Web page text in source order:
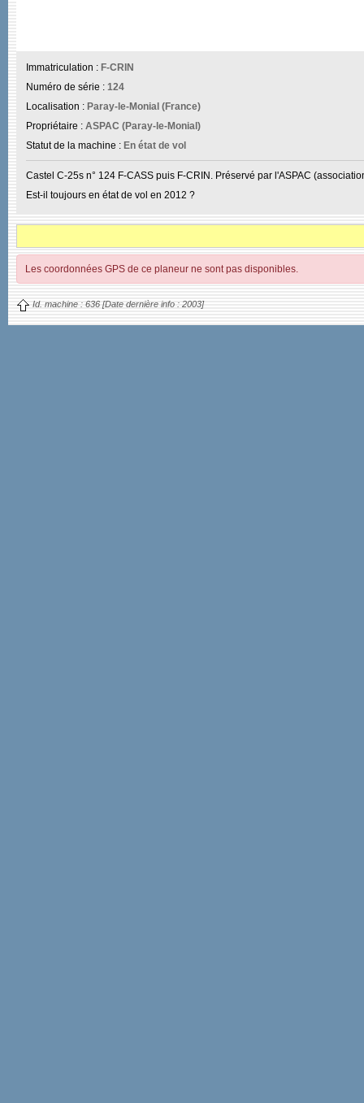
Immatriculation : F-CRIN
Numéro de série : 124
Localisation : Paray-le-Monial (France)
Propriétaire : ASPAC (Paray-le-Monial)
Statut de la machine : En état de vol
Castel C-25s n° 124 F-CASS puis F-CRIN. Préservé par l'ASPAC
Est-il toujours en état de vol en 2012 ?
Les coordonnées GPS de ce planeur ne sont pas disponibles.
Id. machine : 636 [Date dernière info : 2003]